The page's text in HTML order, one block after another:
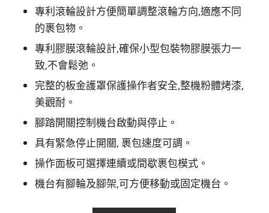
專利滾輪設計方便簡單調整滾輪方向,適應不同
的裹包物。
專利膠膜滾輪設計,確保小型包裝物膠膜張力一
致,不會鬆弛。
完整的板金護罩保護操作者安全,整機粉體烤漆,
美觀耐。
腳踏開關控制機台啟動與停止。
具有緊急停止開關, 裹包速度可調。
操作面板可選擇連續或間歇裹包模式。
機台有腳輪及腳架,可方便移動或固定機台。